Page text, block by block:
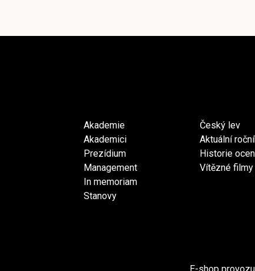
Akademie
Akademici
Prezídium
Management
In memoriam
Stanovy
Český lev
Aktuální
Historie
Vítězné filmy